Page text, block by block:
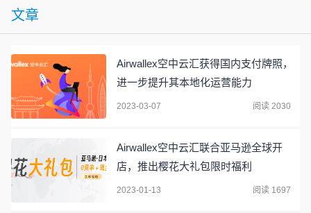
文章
Airwallex空中云汇获得国内支付牌照，
进一步提升其本地化运营能力
2023-03-07 阅读 2030
Airwallex空中云汇联合亚马逊全球开
店，推出樱花大礼包限时福利
2023-01-13 阅读 1697